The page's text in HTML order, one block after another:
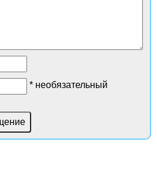
* необязательный